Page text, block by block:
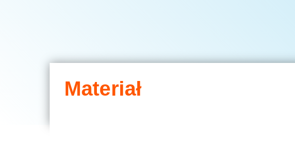
Materiał